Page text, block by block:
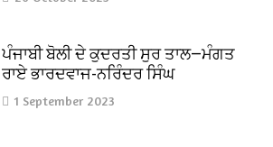
ਪੰਜਾਬੀ ਬੋਲੀ ਦੇ ਕੁਦਰਤੀ ਸੁਰ ਤਾਲ—ਮੰਗਤ
ਰਾਏ ਭਾਰਦਵਾਜ-ਨਰਿੰਦਰ ਸਿੰਘ
1 September 2023